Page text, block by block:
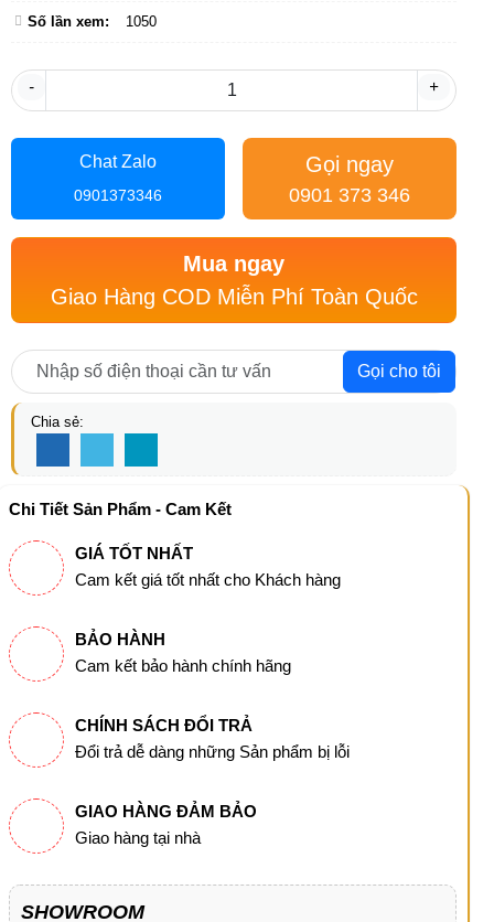
Số lần xem: 1050
- +
Chat Zalo
0901373346
Gọi ngay
0901 373 346
Mua ngay
Giao Hàng COD Miễn Phí Toàn Quốc
Gọi cho tôi
Chia sẻ:
Chi Tiết Sản Phẩm - Cam Kết
GIÁ TỐT NHẤT
Cam kết giá tốt nhất cho Khách hàng
BẢO HÀNH
Cam kết bảo hành chính hãng
CHÍNH SÁCH ĐỔI TRẢ
Đổi trả dễ dàng những Sản phẩm bị lỗi
GIAO HÀNG ĐẢM BẢO
Giao hàng tại nhà
SHOWROOM